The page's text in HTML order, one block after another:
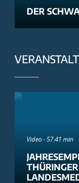
DER
Video - 57:41 min
THÜRINGER